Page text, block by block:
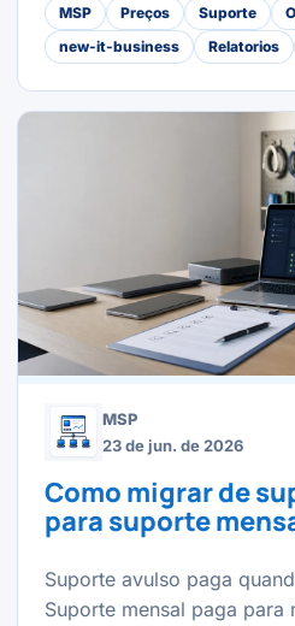
MSP Preços Suporte
new-it-business
Relatorios
MSP
23 de jun. de 2026
Como migrar de
para suporte
Suporte avulso paga
Suporte mensal paga para